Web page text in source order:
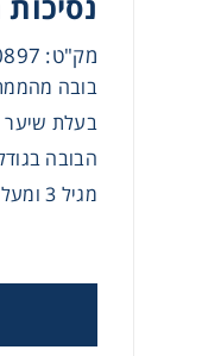
מק"ט: HDPF0897
בובה
בעלת שיער
הבובה בגודל כ-
מגיל 3 ומעלה